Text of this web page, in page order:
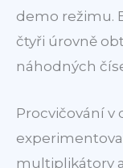
demo režimu.
čtyři úrovně
náhodných
Procvičování
multiplikátory